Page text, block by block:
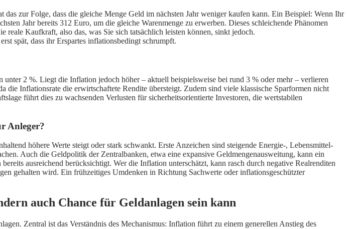
zur Folge, dass die gleiche Menge Geld im nächsten Jahr weniger kaufen kann. Ein Beispiel: Wenn Ihr
Jahr bereits 312 Euro, um die gleiche Warenmenge zu erwerben. Dieses schleichende Phänomen
reale Kaufkraft, also das, was Sie sich tatsächlich leisten können, sinkt jedoch.
spät, dass ihr Erspartes inflationsbedingt schrumpft.
2 %. Liegt die Inflation jedoch höher – aktuell beispielsweise bei rund 3 % oder mehr – verlieren
Inflationsrate die erwirtschaftete Rendite übersteigt. Zudem sind viele klassische Sparformen nicht
führt dies zu wachsenden Verlusten für sicherheitsorientierte Investoren, die wertstabilen
Anleger?
höhere Werte steigt oder stark schwankt. Erste Anzeichen sind steigende Energie-, Lebensmittel-
Auch die Geldpolitik der Zentralbanken, etwa eine expansive Geldmengenausweitung, kann ein
ausreichend berücksichtigt. Wer die Inflation unterschätzt, kann rasch durch negative Realrenditen
gehalten wird. Ein frühzeitiges Umdenken in Richtung Sachwerte oder inflationsgeschützter
auch Chance für Geldanlagen sein kann
Zentral ist das Verständnis des Mechanismus: Inflation führt zu einem generellen Anstieg des